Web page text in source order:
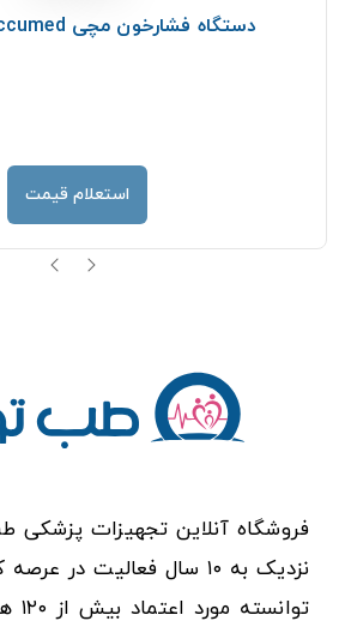
دستگاه فشارخون مچی Accumed مدل k150
استعلام قیمت
فروشگاه آنلاین تجهیزات پزشکی
نزدیک به ۱۰ سال فعالیت در